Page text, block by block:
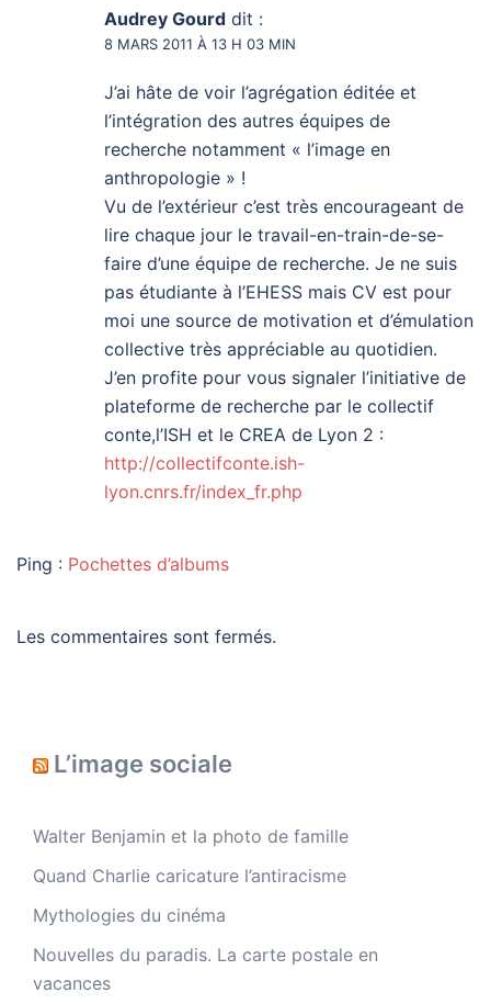
Audrey Gourd dit :
8 MARS 2011 À 13 H 03 MIN
J’ai hâte de voir l’agrégation éditée et
l’intégration des autres équipes de
recherche notamment « l’image en
anthropologie » !
Vu de l’extérieur c’est très encourageant de
lire chaque jour le travail-en-train-de-se-
faire d’une équipe de recherche. Je ne suis
pas étudiante à l’EHESS mais CV est pour
moi une source de motivation et d’émulation
collective très appréciable au quotidien.
J’en profite pour vous signaler l’initiative de
plateforme de recherche par le collectif
conte,l’ISH et le CREA de Lyon 2 :
http://collectifconte.ish-
lyon.cnrs.fr/index_fr.php
Ping : Pochettes d’albums
Les commentaires sont fermés.
L’image sociale
Walter Benjamin et la photo de famille
Quand Charlie caricature l’antiracisme
Mythologies du cinéma
Nouvelles du paradis. La carte postale en
vacances